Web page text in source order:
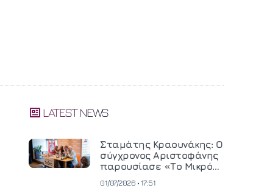
LATEST NEWS
Σταμάτης Κραουνάκης: Ο
σύγχρονος Αριστοφάνης
παρουσίασε «Το Μικρό
01/07/2026 • 17:51